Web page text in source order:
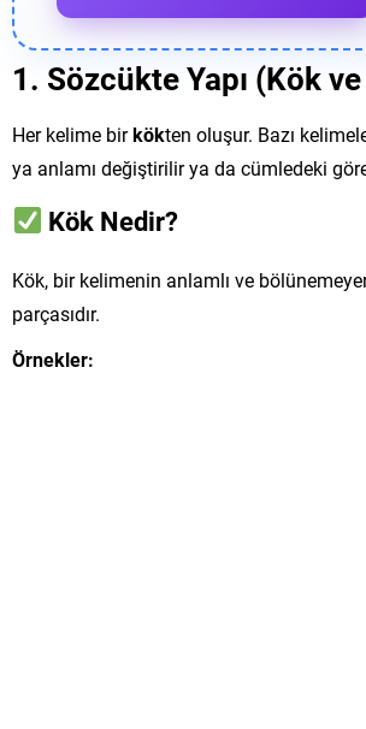
1. Sözcükte Yapı (Kök
Her kelime birkökten oluşur. Bazı
ya anlamı değiştirilir ya da cümledeki
Kök Nedir?
Kök, bir kelimenin anlamlı ve
parçasıdır.
Örnekler: